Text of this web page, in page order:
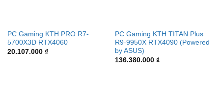
PC Gaming KTH PRO R7-
5700X3D RTX4060
20.107.000 ₫
PC Gaming KTH TITAN Plus
R9-9950X RTX4090 (Powered
by ASUS)
136.380.000 ₫